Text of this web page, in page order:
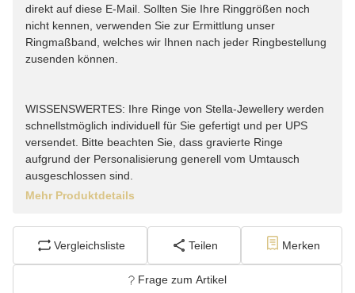
direkt auf diese E-Mail. Sollten Sie Ihre Ringgrößen noch
nicht kennen, verwenden Sie zur Ermittlung unser
Ringmaßband, welches wir Ihnen nach jeder Ringbestellung
zusenden können.
WISSENSWERTES: Ihre Ringe von Stella-Jewellery werden
schnellstmöglich individuell für Sie gefertigt und per UPS
versendet. Bitte beachten Sie, dass gravierte Ringe
aufgrund der Personalisierung generell vom Umtausch
ausgeschlossen sind.
Mehr Produktdetails
Vergleichsliste Teilen Merken
Frage zum Artikel